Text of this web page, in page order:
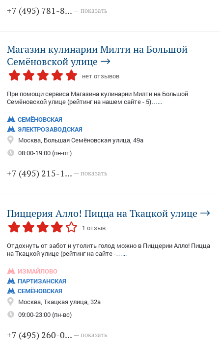
+7 (495) 781-8... — показать
Магазин кулинарии Милти на Большой
Семёновской улице
нет отзывов
При помощи сервиса Магазина кулинарии Милти на Большой
Семёновской улице (рейтинг на нашем сайте - 5)…...
СЕМЁНОВСКАЯ
ЭЛЕКТРОЗАВОДСКАЯ
Москва, Большая Семёновская улица, 49а
08:00-19:00 (пн-пт)
+7 (495) 215-1... — показать
Пиццерия Алло! Пицца на Ткацкой улице
1 отзыв
Отдохнуть от забот и утолить голод можно в Пиццерии Алло! Пицца
на Ткацкой улице (рейтинг на сайте -…...
ИЗМАЙЛОВО
ПАРТИЗАНСКАЯ
СЕМЁНОВСКАЯ
Москва, Ткацкая улица, 32а
09:00-23:00 (пн-вс)
+7 (495) 260-0... — показать